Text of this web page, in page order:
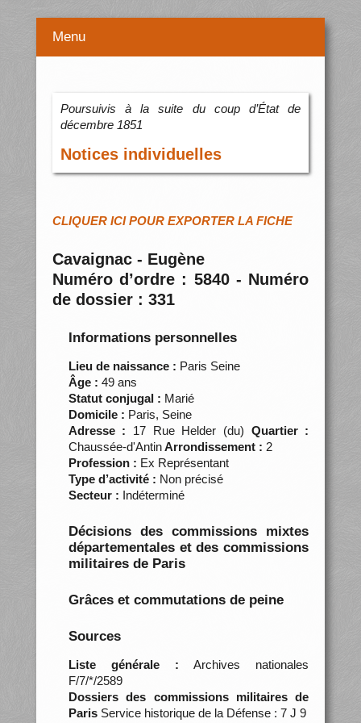
Menu
Poursuivis à la suite du coup d’État de
décembre 1851
Notices individuelles
CLIQUER ICI POUR EXPORTER LA FICHE
Cavaignac - Eugène
Numéro d’ordre : 5840 - Numéro
de dossier : 331
Informations personnelles
Lieu de naissance : Paris Seine
Âge : 49 ans
Statut conjugal : Marié
Domicile : Paris, Seine
Adresse : 17 Rue Helder (du) Quartier :
Chaussée-d'AntinArrondissement : 2
Profession : Ex Représentant
Type d’activité : Non précisé
Secteur : Indéterminé
Décisions des commissions mixtes
départementales et des commissions
militaires de Paris
Grâces et commutations de peine
Sources
Liste générale : Archives nationales
F/7/*/2589
Dossiers des commissions militaires de
ParisService historique de la Défense : 7 J 9